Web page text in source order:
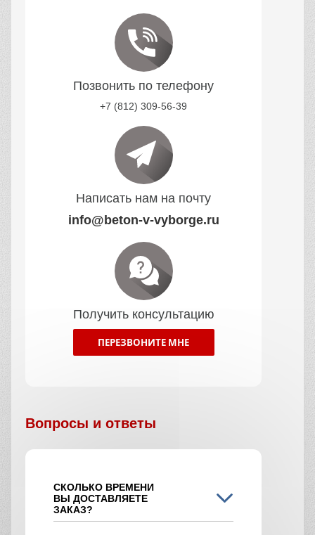
Позвонить по телефону
+7 (812) 309-56-39
Написать нам на почту
info@beton-v-vyborge.ru
Получить консультацию
ПЕРЕЗВОНИТЕ МНЕ
Вопросы и ответы
СКОЛЬКО ВРЕМЕНИ
ВЫ ДОСТАВЛЯЕТЕ
ЗАКАЗ?